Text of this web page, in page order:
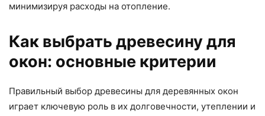
минимизируя расходы на отопление.
Как выбрать древесину для
окон: основные критерии
Правильный выбор древесины для деревянных окон
играет ключевую роль в их долговечности, утеплении и